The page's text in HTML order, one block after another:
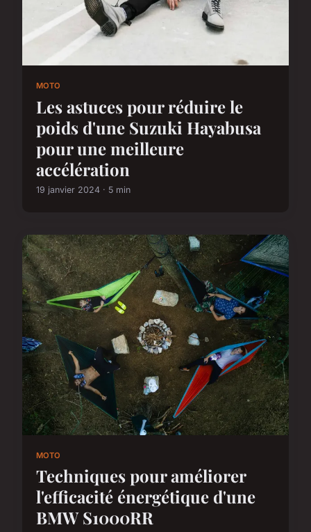
MOTO
Les astuces pour réduire le
poids d'une Suzuki Hayabusa
pour une meilleure
accélération
19 janvier 2024 · 5 min
MOTO
Techniques pour améliorer
l'efficacité énergétique d'une
BMW S1000RR